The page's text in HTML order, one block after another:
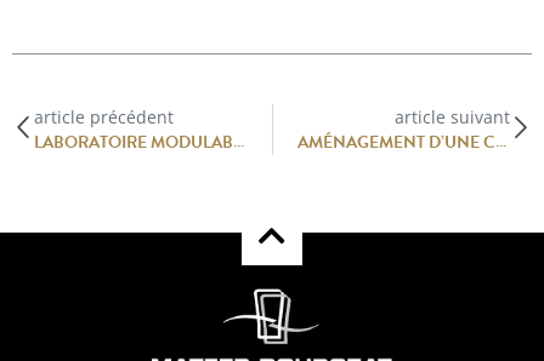
article précédent
LABORATOIRE MODULABLE CHEZ GAMME DES CHEFS
article suivant
AMÉNAGEMENT D’UNE CUISINE PROFESSIONNELLE LUMINEUSE À L’HÔTEL DE LA MONNAIE